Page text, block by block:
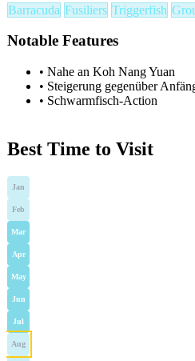
Barracuda Fusiliers Triggerfish
Notable Features
• Nahe an Koh Nang Yuan
• Steigerung gegenüber
• Schwarmfisch-Action
Best Time to Visit
Jan
Feb
Mar
Apr
May
Jun
Jul
Aug